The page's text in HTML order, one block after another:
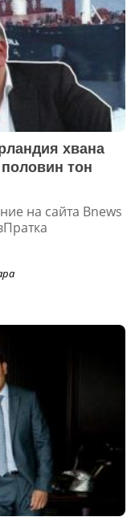
хвана
тон
на сайта Bnews